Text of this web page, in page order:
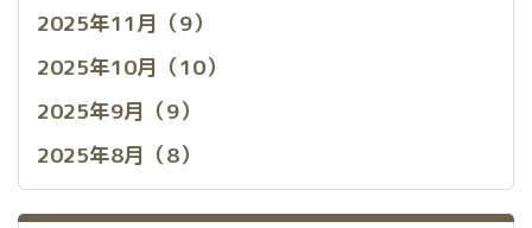
2025年11月（9）
2025年10月（10）
2025年9月（9）
2025年8月（8）